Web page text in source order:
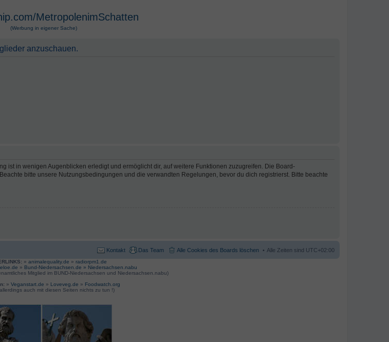
MetropolenimSchatten
(Werbung in eigener Sache)
anzuschauen.
ist in wenigen Augenblicken erledigt und ermöglicht dir, auf weitere Funktionen zuzugreifen. Die Board-
bitte unsere Nutzungsbedingungen und die verwandten Regelungen, bevor du dich registrierst. Bitte beachte
Alle Zeiten sind UTC+02:00
Alle Cookies des Boards löschen
Das Team
Kontakt
» animalequality.de » radiorpm1.de
» Bund-Niedersachsen.de » Niedersachsen.nabu
Mitglied im BUND-Niedersachsen und Niedersachsen.nabu)
» Veganstart.de » Loveveg.de » Foodwatch.org
auch mit diesen Seiten nichts zu tun !)